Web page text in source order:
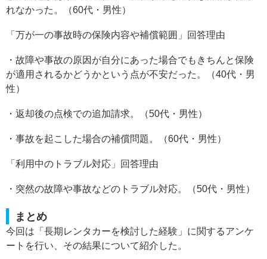
れなかった。（60代・男性）
「万が一の事故時の保険内容や補償範囲」回答理由
・故障や事故の原因が自分にあった場合でもきちんと保険
が適用されるかどうかという点が不安だった。（40代・男
性）
・返却後の点検での追加請求。（50代・男性）
・事故を起こした場合の補償問題。（60代・男性）
「利用中のトラブル対応」回答理由
・突然の故障や事故などのトラブル対応。（50代・男性）
まとめ
今回は「長期レンタカーを検討した経験」に関するアンケ
ートを行い、その結果について紹介した。